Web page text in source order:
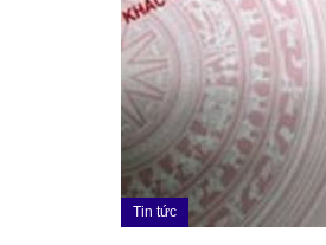
Tin tức